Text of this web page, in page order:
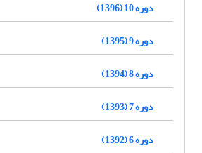
دوره 10 (1396)
دوره 9 (1395)
دوره 8 (1394)
دوره 7 (1393)
دوره 6 (1392)